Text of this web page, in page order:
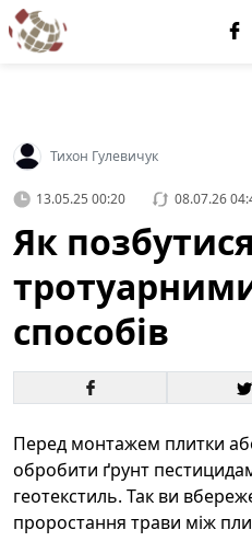
Тихон Гулевичук
13.05.25 00:20 08.07.26
Як
способів
Перед монтажем плитки
обробити ґрунт
геотекстиль. Так ви
проростання трави між